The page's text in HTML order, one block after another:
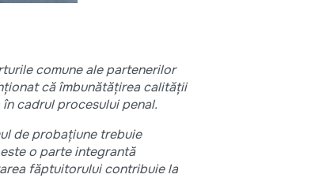
comune ale partenerilor
că îmbunătățirea calității
cadrul procesului penal.
de probațiune trebuie
o parte integrantă
făptuitorului contribuie la